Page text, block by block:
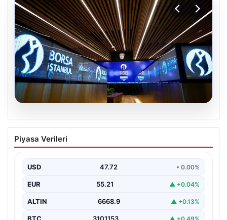
09.08.2026
Yatırım araçlarının haftalık performansı
nasıl oldu?
Piyasa Verileri
USD 47.72 • 0.00%
EUR 55.21 ▲ +0.04%
ALTIN 6668.9 ▲ +0.13%